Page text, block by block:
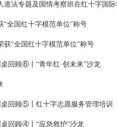
道法专题及国情考察班在红十字国
“全国红十字模范单位”称号
获“全国红十字模范单位”称号
回顾⑥丨“青年红·创未来”沙龙
回顾⑤丨红十字志愿服务管理培训
回顾④丨“应急救护”沙龙